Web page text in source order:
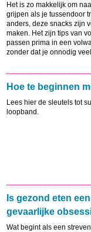
Het is zo makkelijk om
grijpen als je tussendoor
anders, deze snacks zijn
maken. Het zijn tips van
passen prima in een
zonder dat je onnodig
Hoe te beginnen
Lees hier de sleutels tot
loopband.
Is gezond eten
gevaarlijke
Wat begint als een